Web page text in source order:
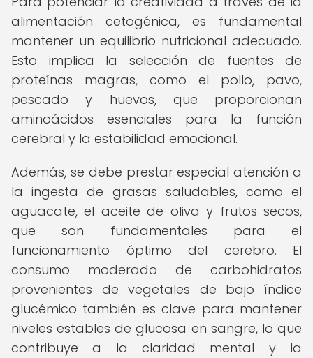
alimentación cetogénica, es fundamental
mantener un equilibrio nutricional adecuado.
Esto implica la selección de fuentes de
proteínas magras, como el pollo, pavo,
pescado y huevos, que proporcionan
aminoácidos esenciales para la función
cerebral y la estabilidad emocional.
Además, se debe prestar especial atención a
la ingesta de grasas saludables, como el
aguacate, el aceite de oliva y frutos secos,
que son fundamentales para el
funcionamiento óptimo del cerebro. El
consumo moderado de carbohidratos
provenientes de vegetales de bajo índice
glucémico también es clave para mantener
niveles estables de glucosa en sangre, lo que
contribuye a la claridad mental y la